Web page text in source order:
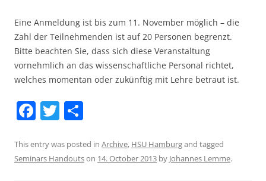
Eine Anmeldung ist bis zum 11. November möglich – die
Zahl der Teilnehmenden ist auf 20 Personen begrenzt.
Bitte beachten Sie, dass sich diese Veranstaltung
vornehmlich an das wissenschaftliche Personal richtet,
welches momentan oder zukünftig mit Lehre betraut ist.
F
c
e
T
itt
er
ar
e
This entry was posted in Archive, HSU Hamburgand tagged
Seminars Handoutson 14. October 2013 by Johannes Lemme.